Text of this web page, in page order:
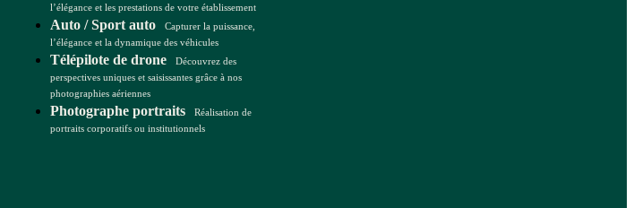
l’élégance et les prestations de votre établissement
Auto / Sport auto
Capturer la puissance,
l’élégance et la dynamique des véhicules
Télépilote de drone
Découvrez des
perspectives uniques et saisissantes grâce à nos
photographies aériennes
Photographe portraits
Réalisation de
portraits corporatifs ou institutionnels